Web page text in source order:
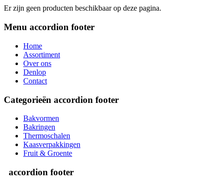
Er zijn geen producten beschikbaar op deze pagina.
Menu accordion footer
Home
Assortiment
Over ons
Denlop
Contact
Categorieën accordion footer
Bakvormen
Bakringen
Thermoschalen
Kaasverpakkingen
Fruit & Groente
accordion footer